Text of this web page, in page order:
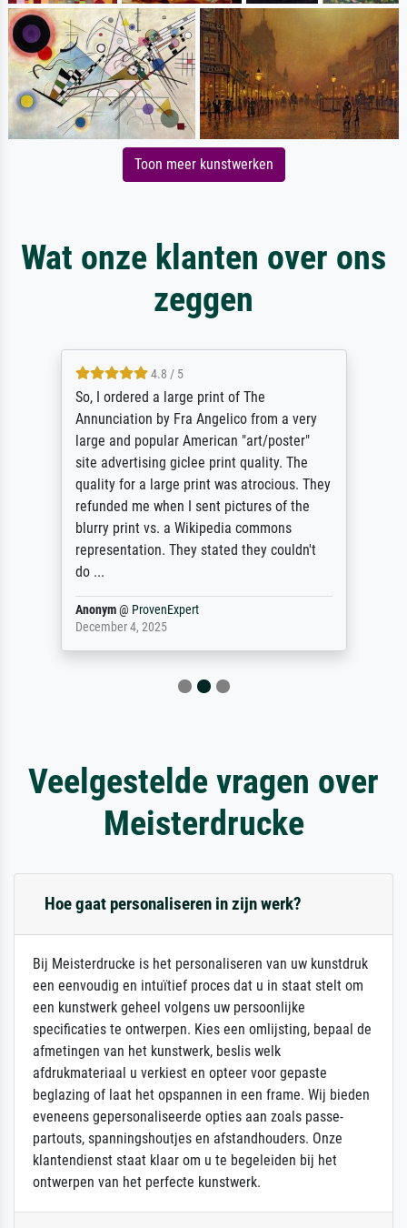
Toon meer kunstwerken
Wat onze klanten over ons
zeggen
4.8 / 5
So, I ordered a large print of The
Annunciation by Fra Angelico from a very
large and popular American "art/poster"
site advertising giclee print quality. The
quality for a large print was atrocious. They
refunded me when I sent pictures of the
blurry print vs. a Wikipedia commons
representation. They stated they couldn't
do ...
Anonym@ ProvenExpert
December 4, 2025
Veelgestelde vragen over
Meisterdrucke
Hoe gaat personaliseren in zijn werk?
Bij Meisterdrucke is het personaliseren van uw kunstdruk
een eenvoudig en intuïtief proces dat u in staat stelt om
een kunstwerk geheel volgens uw persoonlijke
specificaties te ontwerpen. Kies een omlijsting, bepaal de
afmetingen van het kunstwerk, beslis welk
afdrukmateriaal u verkiest en opteer voor gepaste
beglazing of laat het opspannen in een frame. Wij bieden
eveneens gepersonaliseerde opties aan zoals passe-
partouts, spanningshoutjes en afstandhouders. Onze
klantendienst staat klaar om u te begeleiden bij het
ontwerpen van het perfecte kunstwerk.